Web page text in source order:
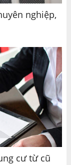
nghiệp,
cư từ cũ